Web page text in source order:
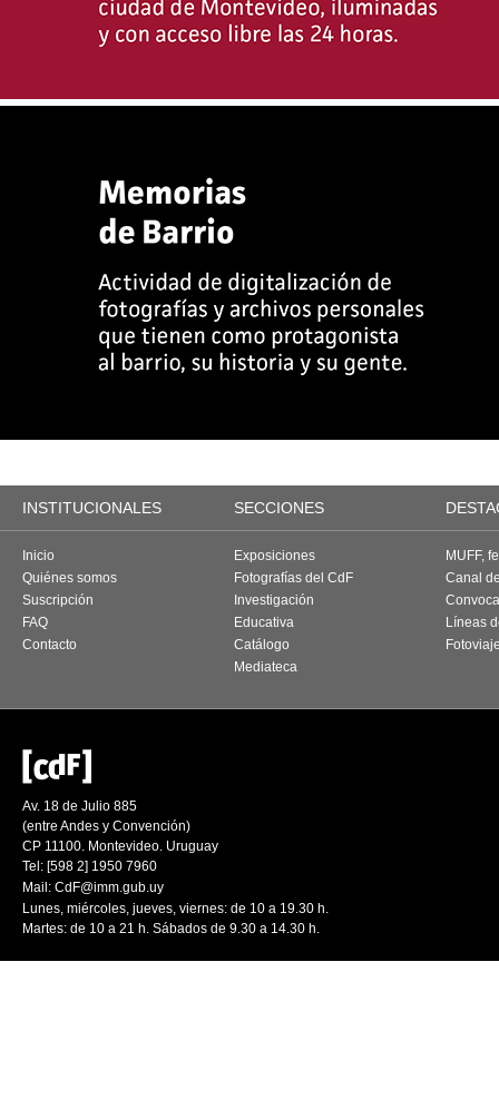
INSTITUCIONALES SECCIONES
Inicio
Quiénes somos
Suscripción
FAQ
Contacto
Exposiciones
Fotografías del CdF
Investigación
Educativa
Catálogo
Mediateca
MUFF,
Canal
Líneas
Av. 18 de Julio 885
(entre Andes y Convención)
CP 11100. Montevideo. Uruguay
Tel: [598 2] 1950 7960
Mail: CdF@imm.gub.uy
Lunes, miércoles, jueves, viernes: de 10 a 19.30 h.
Martes: de 10 a 21 h. Sábados de 9.30 a 14.30 h.